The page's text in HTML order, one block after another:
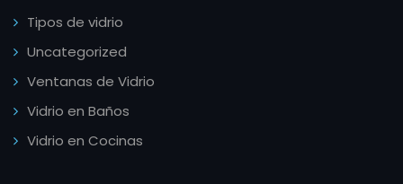
Tipos de vidrio
Uncategorized
Ventanas de Vidrio
Vidrio en Baños
Vidrio en Cocinas